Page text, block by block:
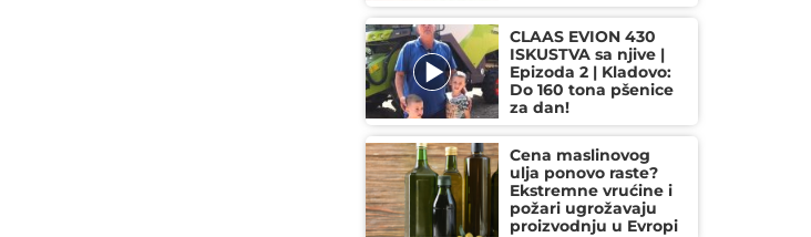
CLAAS EVION 430
ISKUSTVA sa njive |
Epizoda 2 | Kladovo:
Do 160 tona pšenice
za dan!
Cena maslinovog
ulja ponovo raste?
Ekstremne vrućine i
požari ugrožavaju
proizvodnju u Evropi